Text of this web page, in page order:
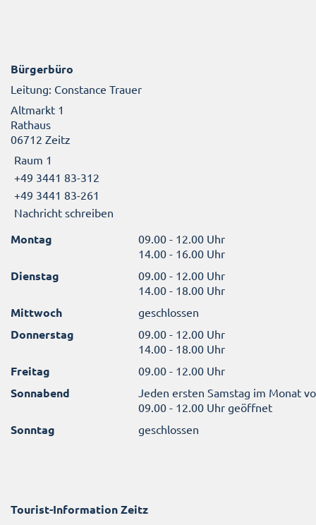
Bürgerbüro
Leitung: Constance Trauer
Altmarkt 1
Rathaus
06712 Zeitz
Raum 1
+49 3441 83-312
+49 3441 83-261
Nachricht schreiben
Montag
09.00 - 12.00 Uhr
14.00 - 16.00 Uhr
Dienstag
09.00 - 12.00 Uhr
14.00 - 18.00 Uhr
Mittwoch geschlossen
Donnerstag
09.00 - 12.00 Uhr
14.00 - 18.00 Uhr
Freitag 09.00 - 12.00 Uhr
Sonnabend
Jeden ersten Samstag im Monat
09.00 - 12.00 Uhr geöffnet
Sonntag geschlossen
Tourist-Information Zeitz